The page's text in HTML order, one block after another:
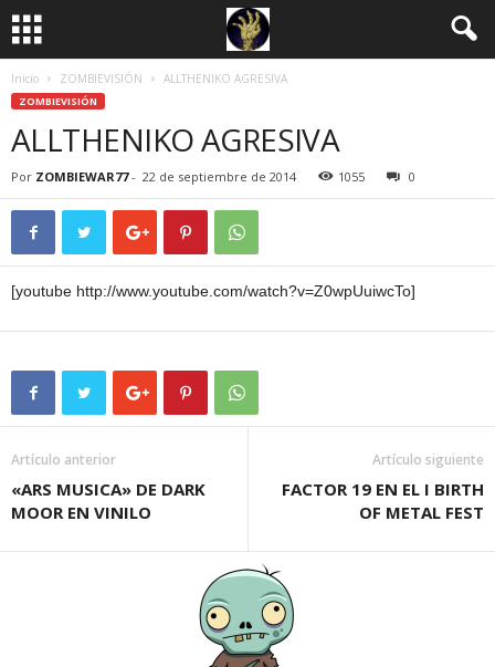
Inicio ZOMBIEVISIÓN ALLTHENIKO AGRESIVA
ZOMBIEVISIÓN
ALLTHENIKO AGRESIVA
Por ZOMBIEWAR77- 22 de septiembre de 2014 1055 0
[youtube http://www.youtube.com/watch?v=Z0wpUuiwcTo]
Artículo anterior
«ARS MUSICA» DE DARK
MOOR EN VINILO
Artículo siguiente
FACTOR 19 EN EL I BIRTH
OF METAL FEST